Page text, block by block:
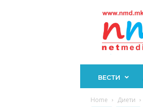
ВЕСТИ
Home Диети